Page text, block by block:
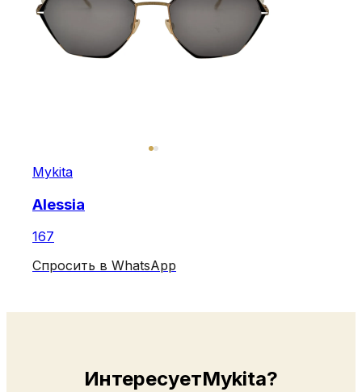
Mykita
Alessia
167
Спросить в WhatsApp
ИнтересуетMykita?